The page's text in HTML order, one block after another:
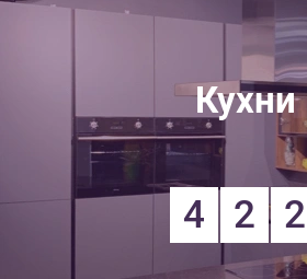
Кухни
4 2 2